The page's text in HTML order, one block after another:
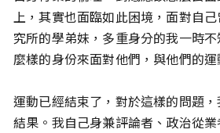
上，其實也面臨如此困境，面對自
究所的學弟妹，多重身分的我一時
麼樣的身份來面對他們，與他們的運
運動已經結束了，對於這樣的問題
結果。我自己身兼評論者、政治從